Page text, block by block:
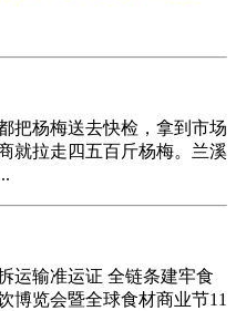
把杨梅送去快检，拿到市场
就拉走四五百斤杨梅。兰溪
运输准运证 全链条建牢食
博览会暨全球食材商业节11